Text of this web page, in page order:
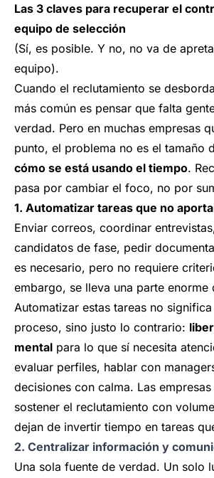
Las 3 claves para recuperar el
equipo de selección
(Sí, es posible. Y no, no va de
equipo).
Cuando el reclutamiento se
más común es pensar que falta
verdad. Pero en muchas empresas
punto, el problema no es el tamaño
cómo se está usando el tiempo.
pasa por cambiar el foco, no por
1. Automatizar tareas que no
Enviar correos, coordinar
candidatos de fase, pedir
es necesario, pero no requiere
embargo, se lleva una parte enorme
Automatizar estas tareas no
proceso, sino justo lo contrario:
mental para lo que sí necesita
evaluar perfiles, hablar con
decisiones con calma. Las
sostener el reclutamiento con
dejan de invertir tiempo en tareas
2. Centralizar información y
Una sola fuente de verdad. Un solo